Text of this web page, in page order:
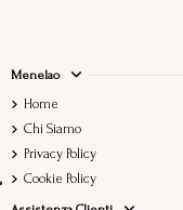
Menelao
Home
Chi Siamo
Privacy Policy
Cookie Policy